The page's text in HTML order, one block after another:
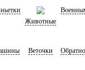
Животные
Веточки